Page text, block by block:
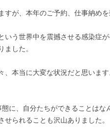
すが、本年のご予約、仕事納め
いう世界中を震撼させる感染症
ました。
、本当に大変な状況だと思いま
に、自分たちができることはな
られることも沢山ありました。